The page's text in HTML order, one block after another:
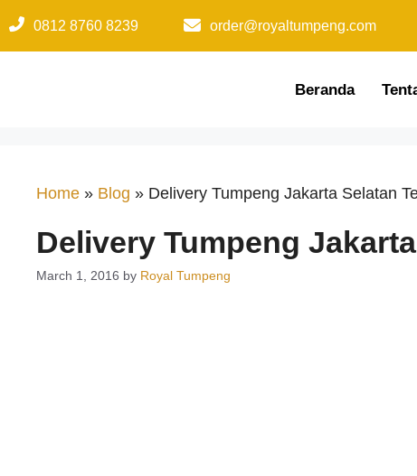
0812 8760 8239​ order@royaltumpeng.com​
Beranda
Home » Blog » Delivery Tumpeng Jakarta Selatan
Delivery Tumpeng
March 1, 2016 by Royal Tumpeng